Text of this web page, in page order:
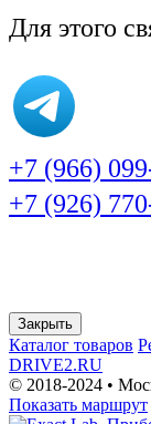
Для этого
+7 (966)
+7 (926)
Закрыть
Каталог товаров
DRIVE2.RU
© 2018-2024 •
Показать маршрут